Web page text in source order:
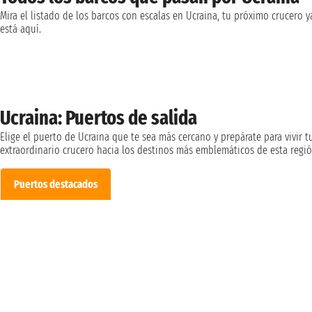
Mira el listado de los barcos con escalas en Ucraina, tu próximo crucero
está aquí.
Ucraina: Puertos de salida
Elige el puerto de Ucraina que te sea más cercano y prepárate para vivir
extraordinario crucero hacia los destinos más emblemáticos de esta
Puertos destacados